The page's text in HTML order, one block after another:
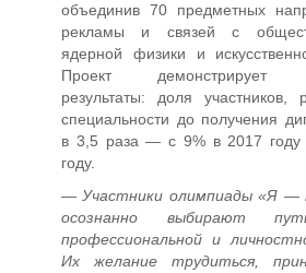
объединив 70 предметных
рекламы и связей с
ядерной физики и
Проект демонстрирует
результаты: доля
специальности до получения
в 3,5 раза — с 9% в 2017 году
году.
— Участники олимпиады «Я —
осознанно выбирают
профессиональной и
Их желание трудиться,